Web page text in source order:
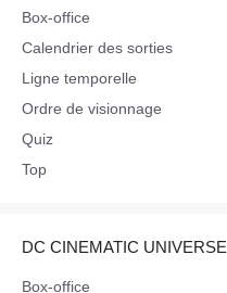
Box-office
Calendrier des sorties
Ligne temporelle
Ordre de visionnage
Quiz
Top
DC CINEMATIC UNIVERSE
Box-office